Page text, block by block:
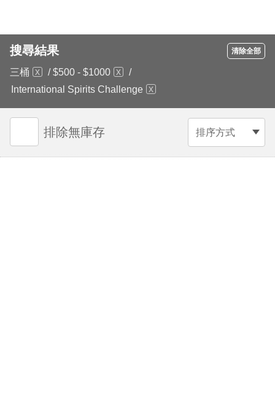
搜尋結果 清除全部
三桶 / $500 - $1000
/
International Spirits Challenge
排序方式
排除無庫存